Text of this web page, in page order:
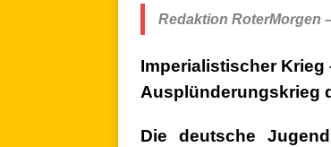
Redaktion RoterMorgen
Imperialistischer Krieg
Ausplünderungskrieg
Die deutsche